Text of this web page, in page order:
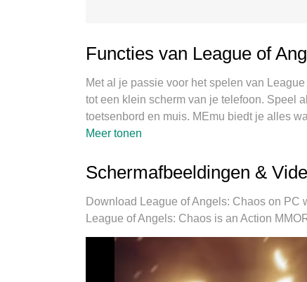
Functies van League of
Met al je passie voor het spelen van
tot een klein scherm van je telefoon. Speel
toetsenbord en muis. MEmu biedt je alles
PC. Speel zo lang als je wilt, geen
onze expertise, maakt het uitmuntende
Chaos een echt PC-spel. MEmu multi-
hetzelfde apparaat mogelijk. En het
potentieel van je PC benutten, waardoor
Meer tonen
Schermafbeeldingen &
Download League of Angels: Chaos on PC
League of Angels: Chaos is an Action